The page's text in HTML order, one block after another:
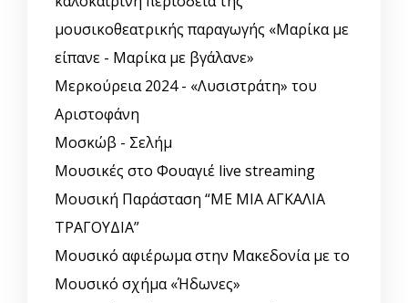
μουσικοθεατρικής παραγωγής «Μαρίκα με
είπανε - Μαρίκα με βγάλανε»
Μερκούρεια 2024 - «Λυσιστράτη» του
Αριστοφάνη
Μοσκώβ - Σελήμ
Μουσικές στο Φουαγιέ live streaming
Μουσική Παράσταση “ΜΕ ΜΙΑ ΑΓΚΑΛΙΑ
ΤΡΑΓΟΥΔΙΑ”
Μουσικό αφιέρωμα στην Μακεδονία με το
Μουσικό σχήμα «Ήδωνες»